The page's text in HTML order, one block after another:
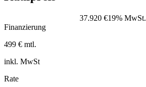
37.920 €19% MwSt.
Finanzierung
499 € mtl.
inkl. MwSt
Rate